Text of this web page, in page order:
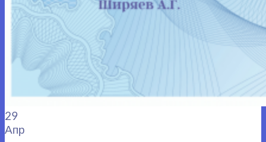
29
Апр